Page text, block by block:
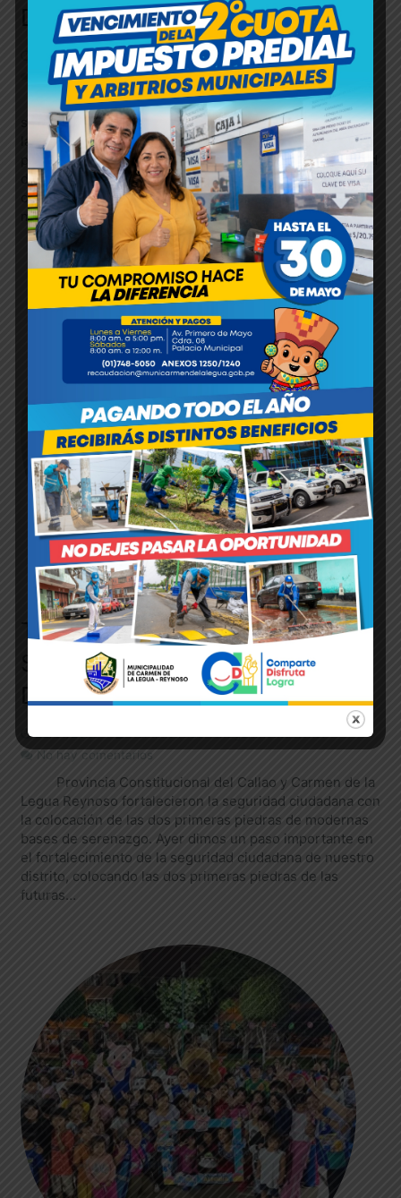
DISTRITAL
10/02/2026
Administrador ImagenInstitucional
No hay comentarios
La municipalidad refuerza su compromiso social
sumando a voluntarios que trabajarán directamente con
la población más vulnerable. Hoy, abrimos nuestras
puertas para dar la bienvenida a los voluntarios de salud
de la Universidad Privada del Norte (UPN), jóvenes
comprometidos que se suman a nuestros programas
municipales con vocación de servicio…
TRABAJANDO UNIDOS POR LA
SEGURIDAD Y EL BIENESTAR
DE NUESTROS VECINOS
No hay comentarios
Provincia Constitucional del Callao y Carmen de la
Legua Reynoso fortalecieron la seguridad ciudadana con
la colocación de las dos primeras piedras de modernas
bases de serenazgo. Ayer dimos un paso importante en
el fortalecimiento de la seguridad ciudadana de nuestro
distrito, colocando las dos primeras piedras de las
futuras…